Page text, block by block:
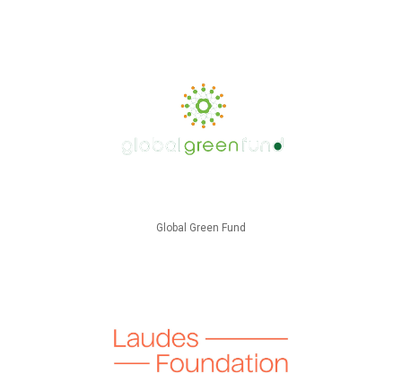
Global Green Fund